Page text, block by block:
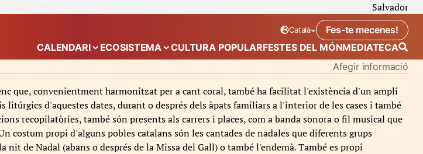
Salvador
Idioma seleccionat:
Català
. Canviar idiomaFes-te mecenes!
CALENDARI Mostra el submenú de “Calendari”
ECOSISTEMA Mostra el submenú de “Ecosistema”
CULTURA POPULARFESTES DEL MÓNMEDIATECA
Afegir informació
que, convenientment harmonitzat per a cant coral, també ha facilitat l'existència d'un ampli
d'aquestes dates, durant o després dels àpats familiars a l'interior de les cases i també
recopilatòries, també són presents als carrers i places, com a banda sonora o fil musical que
costum propi d'alguns pobles catalans són les cantades de nadales que diferents grups
de Nadal (abans o després de la Missa del Gall) o també l'endemà. També es propi